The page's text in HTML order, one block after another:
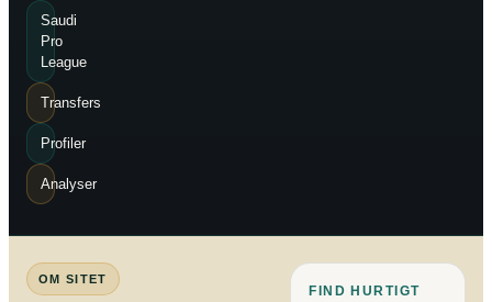
Saudi
Pro
League
Transfers
Profiler
Analyser
OM SITET
FIND HURTIGT